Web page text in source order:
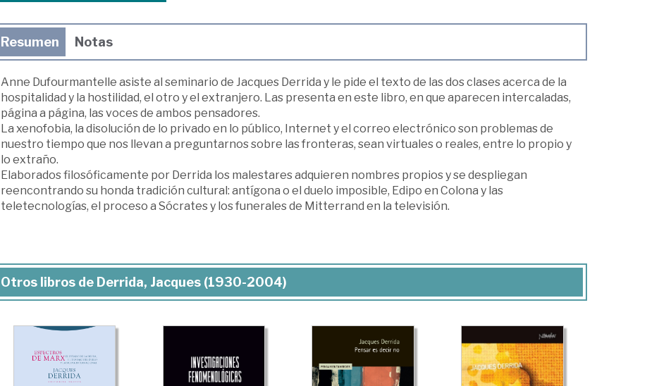
Resumen Notas
Anne Dufourmantelle asiste al seminario de Jacques Derrida y le pide el texto de las dos clases acerca de la
hospitalidad y la hostilidad, el otro y el extranjero. Las presenta en este libro, en que aparecen intercaladas,
página a página, las voces de ambos pensadores.
La xenofobia, la disolución de lo privado en lo público, Internet y el correo electrónico son problemas de
nuestro tiempo que nos llevan a preguntarnos sobre las fronteras, sean virtuales o reales, entre lo propio y
lo extraño.
Elaborados filosóficamente por Derrida los malestares adquieren nombres propios y se despliegan
reencontrando su honda tradición cultural: antígona o el duelo imposible, Edipo en Colona y las
teletecnologías, el proceso a Sócrates y los funerales de Mitterrand en la televisión.
Otros libros de Derrida, Jacques (1930-2004)